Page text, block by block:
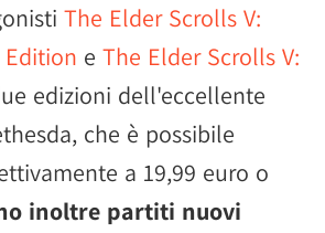
The Elder Scrolls V:
e The Elder Scrolls V:
edizioni dell'eccellente
che è possibile
a 19,99 euro o
inoltre partiti nuovi